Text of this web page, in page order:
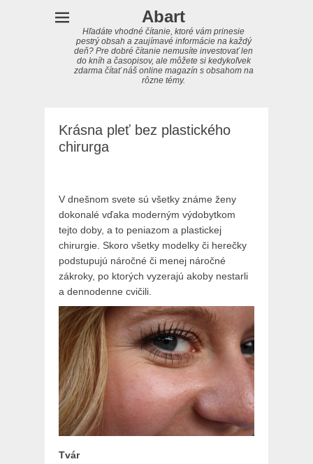
Abart
Hľadáte vhodné čítanie, ktoré vám prinesie
pestrý obsah a zaujímavé informácie na každý
deň? Pre dobré čítanie nemusíte investovať len
do kníh a časopisov, ale môžete si kedykoľvek
zdarma čítať náš online magazín s obsahom na
rôzne témy.
Krásna pleť bez plastického
chirurga
V dnešnom svete sú všetky známe ženy
dokonalé vďaka moderným výdobytkom
tejto doby, a to peniazom a plastickej
chirurgie. Skoro všetky modelky či herečky
podstupujú náročné či menej náročné
zákroky, po ktorých vyzerajú akoby nestarli
a dennodenne cvičili.
Tvár